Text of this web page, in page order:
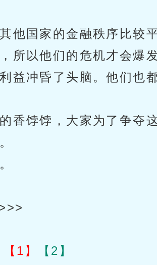
他国家的金融秩序比较
所以他们的危机才会爆
益冲昏了头脑。他们也
香饽饽，大家为了争夺
【1】
【2】